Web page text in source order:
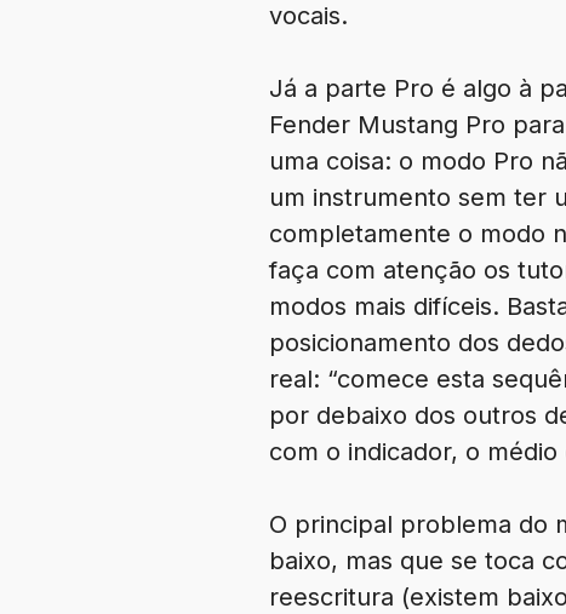
vocais.
Já a parte Pro é algo à
Fender Mustang Pro
uma coisa: o modo Pro
um instrumento sem ter
completamente o modo
faça com atenção os
modos mais difíceis.
posicionamento dos
real: “comece esta
por debaixo dos outros
com o indicador, o médio
O principal problema do
baixo, mas que se toca
reescritura (existem